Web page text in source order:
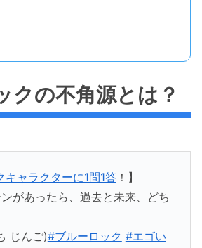
クの不角源とは？
キャラクターに1問1答！】
があったら、過去と未来、どち
じんご)#ブルーロック #エゴい